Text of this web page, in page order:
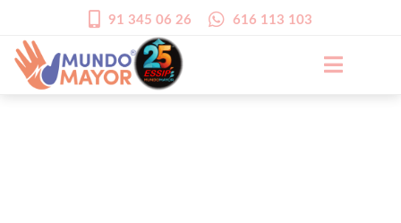
91 345 06 26 616 113 103